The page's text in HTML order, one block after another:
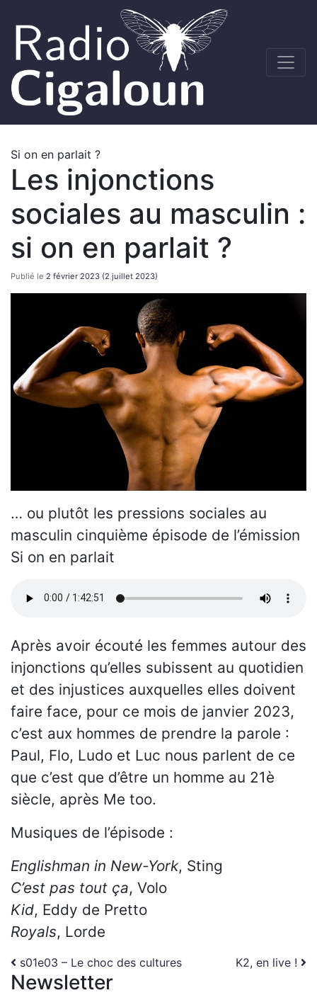
Si on en parlait ?
Les injonctions
sociales au masculin :
si on en parlait ?
Publié le 2 février 2023 (2 juillet 2023)
… ou plutôt les pressions sociales au
masculin cinquième épisode de l’émission
Si on en parlait
Après avoir écouté les femmes autour des
injonctions qu’elles subissent au quotidien
et des injustices auxquelles elles doivent
faire face, pour ce mois de janvier 2023,
c’est aux hommes de prendre la parole :
Paul, Flo, Ludo et Luc nous parlent de ce
que c’est que d’être un homme au 21è
siècle, après Me too.
Musiques de l’épisode :
Englishman in New-York, Sting
C’est pas tout ça, Volo
Kid, Eddy de Pretto
Royals, Lorde
Navigation
s01e03 – Le choc des cultures K2, en live !
Newsletter